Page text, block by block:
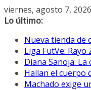
Saltar
al
viernes, agosto 7, 2026
Lo último:
Nueva tienda de
Liga FutVe:
Diana Sanoja:
Hallan el cuerpo
Machado exige